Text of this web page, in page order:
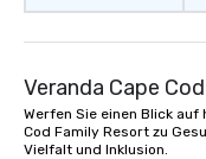
down at each venue
ways to network, but
way to do so. Large Groups Welcome
Lip Smacking Foodie
Veranda Cape
Werfen Sie einen Blick
Cod Family Resort zu
Vielfalt und Inklusion.